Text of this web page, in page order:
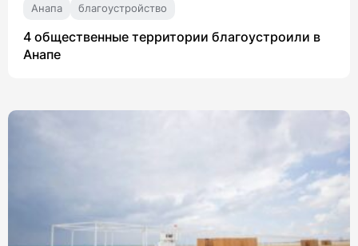
Анапа благоустройство
4 общественные территории благоустроили в
Анапе